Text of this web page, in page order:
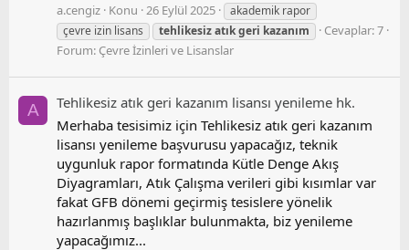
a.cengiz Konu 26 Eylül 2025
akademik rapor
çevre izin lisans
tehlikesizatıkgeri kazanım
Cevaplar: 7
Forum: Çevre İzinleri ve Lisanslar
A
Tehlikesiz atık geri kazanım lisansı yenileme hk.
Merhaba tesisimiz için Tehlikesiz atık geri kazanım
lisansı yenileme başvurusu yapacağız, teknik
uygunluk rapor formatında Kütle Denge Akış
Diyagramları, Atık Çalışma verileri gibi kısımlar var
fakat GFB dönemi geçirmiş tesislere yönelik
hazırlanmış başlıklar bulunmakta, biz yenileme
yapacağımız...